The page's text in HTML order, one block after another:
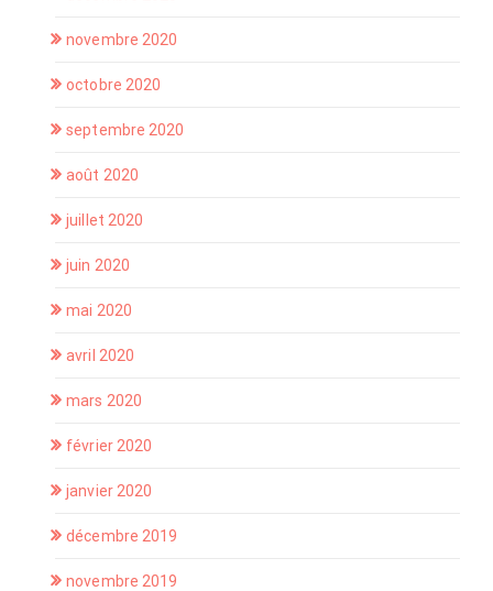
novembre 2020
octobre 2020
septembre 2020
août 2020
juillet 2020
juin 2020
mai 2020
avril 2020
mars 2020
février 2020
janvier 2020
décembre 2019
novembre 2019